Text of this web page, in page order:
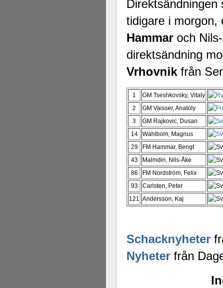
tidigare i
Hammar och
direktsändning
Vrhovnik från
1
GM Tseshkovsky, Vitaly
2
GM Vaisser, Anatoly
3
GM Rajkovic, Dusan
14
Wahlbom, Magnus
29
FM Hammar, Bengt
43
Malmdin, Nils-Åke
86
FM Nordström, Felix
93
Carlsten, Peter
121 Andersson, Kaj
Schacknyheter
Nyheter från